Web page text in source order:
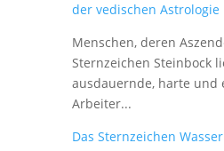
der vedischen Astrologie
Menschen, deren
Sternzeichen Steinbock
ausdauernde, harte und
Arbeiter...
Das Sternzeichen